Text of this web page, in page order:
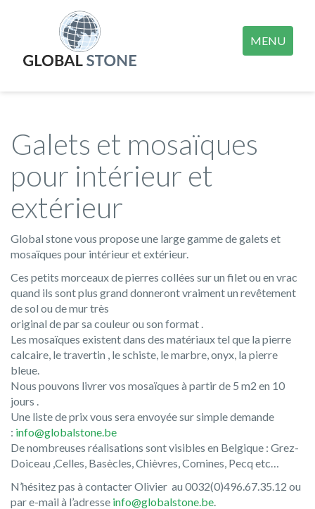
MENU
Galets et mosaïques
pour intérieur et
extérieur
Global stone vous propose une large gamme de galets et
mosaïques pour intérieur et extérieur.
Ces petits morceaux de pierres collées sur un filet ou en vrac
quand ils sont plus grand donneront vraiment un revêtement
de sol ou de mur très
original de par sa couleur ou son format .
Les mosaïques existent dans des matériaux tel que la pierre
calcaire, le travertin , le schiste, le marbre, onyx, la pierre
bleue.
Nous pouvons livrer vos mosaïques à partir de 5 m2 en 10
jours .
Une liste de prix vous sera envoyée sur simple demande
: info@globalstone.be
De nombreuses réalisations sont visibles en Belgique : Grez-
Doiceau ,Celles, Basècles, Chièvres, Comines, Pecq etc…
N’hésitez pas à contacter Olivier au 0032(0)496.67.35.12 ou
par e-mail à l’adresse info@globalstone.be.